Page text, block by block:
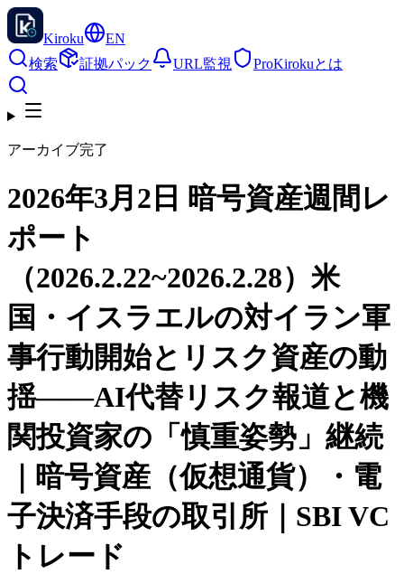
Kiroku
EN
検索
証拠パック URL監視 ProKirokuとは
アーカイブ完了
2026年3月2日 暗号資産週間レ
ポート
（2026.2.22~2026.2.28）米
国・イスラエルの対イラン軍
事行動開始とリスク資産の動
揺――AI代替リスク報道と機
関投資家の「慎重姿勢」継続
｜暗号資産（仮想通貨）・電
子決済手段の取引所｜SBI VC
トレード